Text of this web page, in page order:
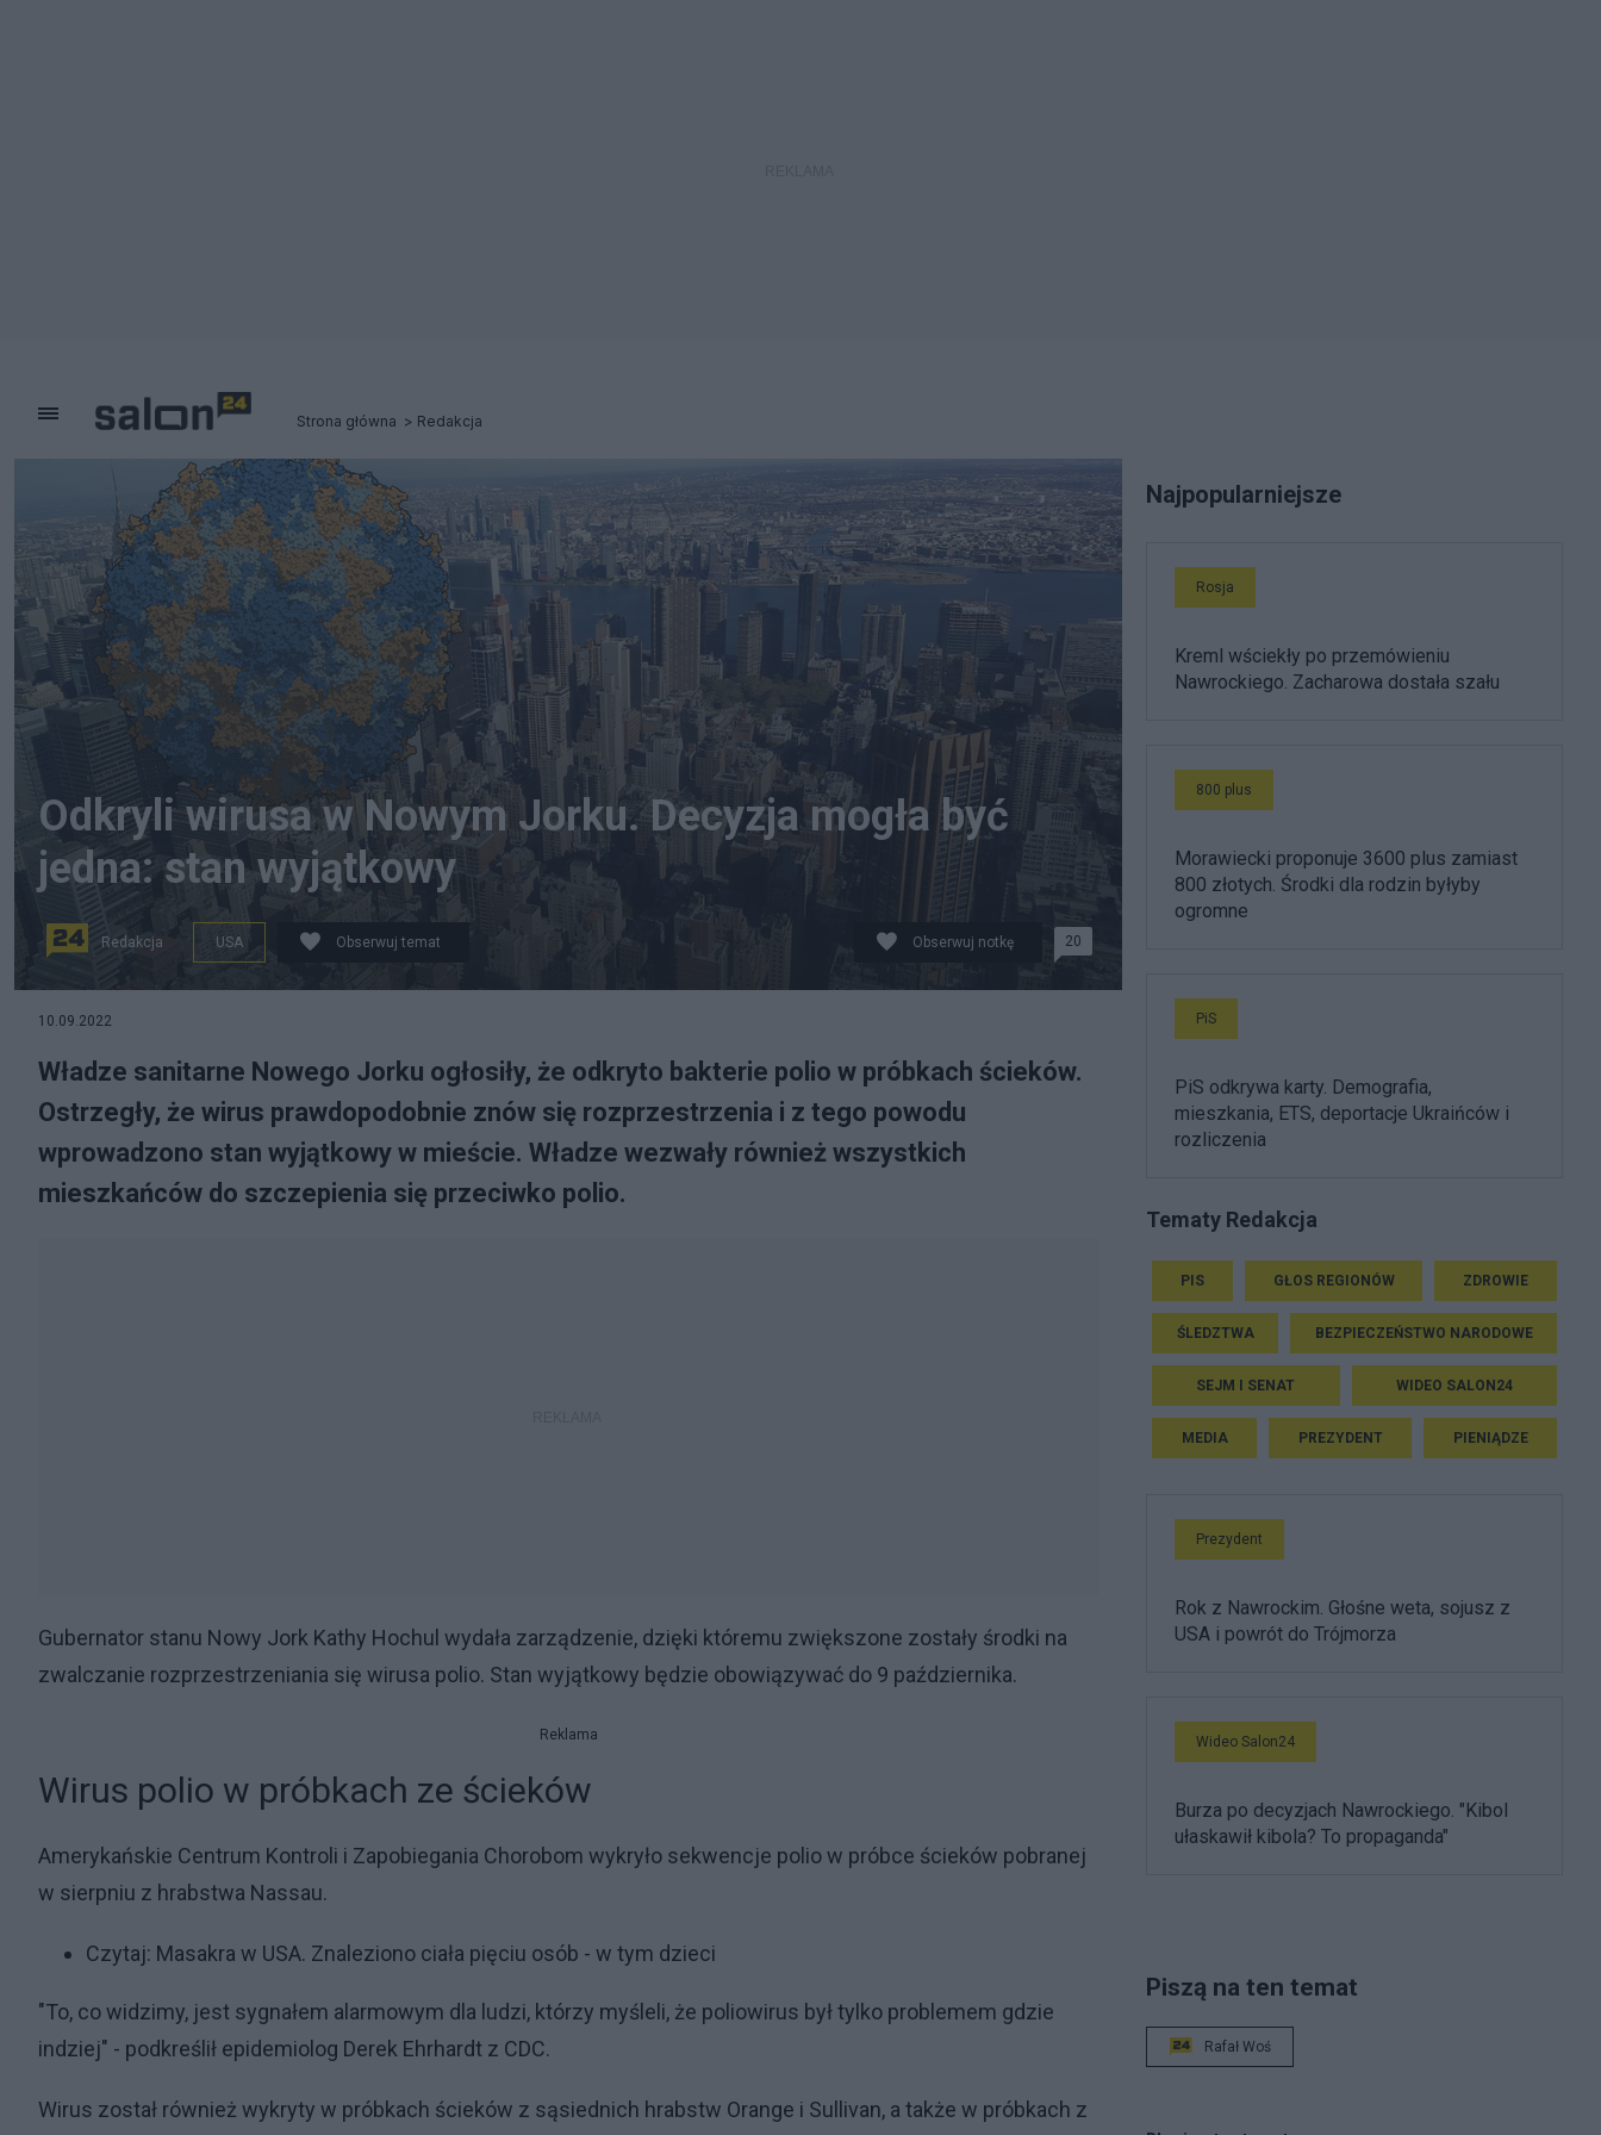
Strona główna Redakcja
Odkryli wirusa w Nowym Jorku. Decyzja mogła być
jedna: stan wyjątkowy
Redakcja USA Obserwuj temat Obserwuj notkę 20
10.09.2022
Władze sanitarne Nowego Jorku ogłosiły, że odkryto bakterie polio w próbkach ścieków.
Ostrzegły, że wirus prawdopodobnie znów się rozprzestrzenia i z tego powodu
wprowadzono stan wyjątkowy w mieście. Władze wezwały również wszystkich
mieszkańców do szczepienia się przeciwko polio.
Gubernator stanu Nowy Jork Kathy Hochul wydała zarządzenie, dzięki któremu zwiększone zostały środki na
zwalczanie rozprzestrzeniania się wirusa polio. Stan wyjątkowy będzie obowiązywać do 9 października.
Reklama
Wirus polio w próbkach ze ścieków
Amerykańskie Centrum Kontroli i Zapobiegania Chorobom wykryło sekwencje polio w próbce ścieków pobranej
w sierpniu z hrabstwa Nassau.
Czytaj: Masakra w USA. Znaleziono ciała pięciu osób - w tym dzieci
"To, co widzimy, jest sygnałem alarmowym dla ludzi, którzy myśleli, że poliowirus był tylko problemem gdzie
indziej" - podkreślił epidemiolog Derek Ehrhardt z CDC.
Wirus został również wykryty w próbkach ścieków z sąsiednich hrabstw Orange i Sullivan, a także w próbkach z
Najpopularniejsze
Rosja
Kreml wściekły po przemówieniu
Nawrockiego. Zacharowa dostała szału
800 plus
Morawiecki proponuje 3600 plus zamiast
800 złotych. Środki dla rodzin byłyby
ogromne
PiS
PiS odkrywa karty. Demografia,
mieszkania, ETS, deportacje Ukraińców i
rozliczenia
Tematy Redakcja
PIS GŁOS REGIONÓW ZDROWIE
ŚLEDZTWA BEZPIECZEŃSTWO NARODOWE
SEJM I SENAT WIDEO SALON24
MEDIA PREZYDENT PIENIĄDZE
Prezydent
Rok z Nawrockim. Głośne weta, sojusz z
USA i powrót do Trójmorza
Wideo Salon24
Burza po decyzjach Nawrockiego. "Kibol
ułaskawił kibola? To propaganda"
Piszą na ten temat
Rafał Woś